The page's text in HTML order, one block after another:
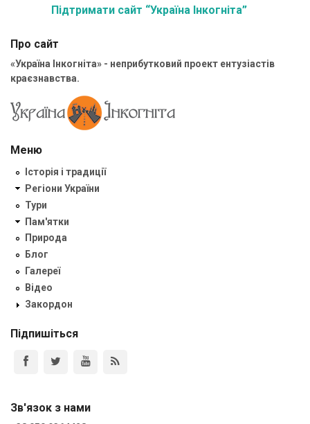
Підтримати сайт “Україна Інкогніта”
Про сайт
«Україна Інкогніта» - неприбутковий проект ентузіастів
краєзнавства.
Меню
Історія і традиції
Регіони України
Тури
Пам'ятки
Природа
Блог
Галереї
Відео
Закордон
Підпишіться
Зв'язок з нами